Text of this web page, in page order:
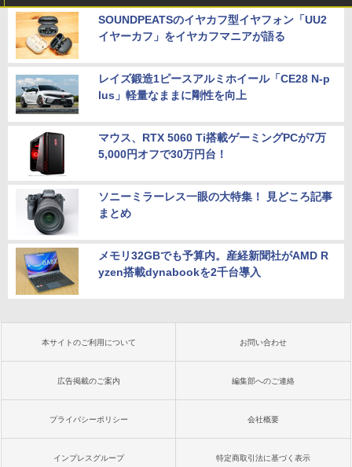
SOUNDPEATSのイヤカフ型イヤフォン「UU2
イヤーカフ」をイヤカフマニアが語る
レイズ鍛造1ピースアルミホイール「CE28 N-p
lus」軽量なままに剛性を向上
マウス、RTX 5060 Ti搭載ゲーミングPCが7万
5,000円オフで30万円台！
ソニーミラーレス一眼の大特集！ 見どころ記事
まとめ
メモリ32GBでも予算内。産経新聞社がAMD R
yzen搭載dynabookを2千台導入
本サイトのご利用について お問い合わせ
広告掲載のご案内 編集部へのご連絡
プライバシーポリシー 会社概要
インプレスグループ 特定商取引法に基づく表示